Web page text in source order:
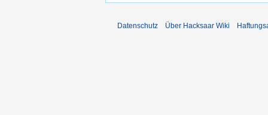
Datenschutz Über Hacksaar Wiki